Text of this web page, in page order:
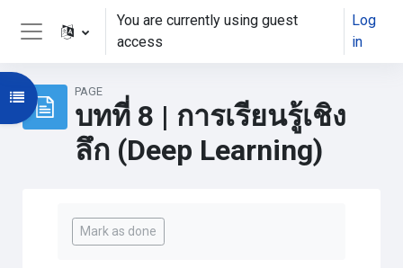
Skip to main content
Side panel
You are currently using guest
access
Log
in
PAGE
บทที่ 8 | การเรียนรู้เชิง
ลึก (Deep Learning)
Open course index
Mark as done